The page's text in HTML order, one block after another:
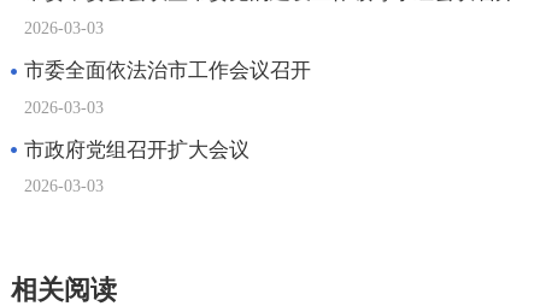
相关阅读